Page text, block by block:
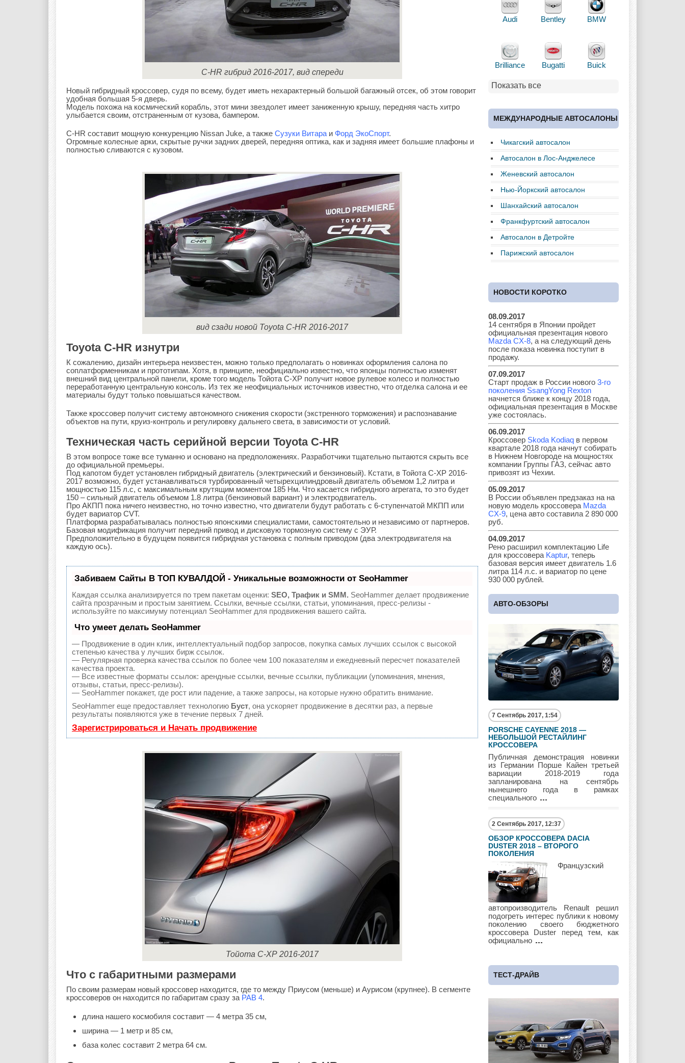
C-HR гибрид 2016-2017, вид спереди
Новый гибридный кроссовер, судя по всему, будет иметь нехарактерный большой багажный отсек, об этом говорит
удобная большая 5-я дверь.
Модель похожа на космический корабль, этот мини звездолет имеет заниженную крышу, передняя часть хитро
улыбается своим, отстраненным от кузова, бампером.
C-HR составит мощную конкуренцию Nissan Juke, а также Сузуки Витара и Форд ЭкоСпорт.
Огромные колесные арки, скрытые ручки задних дверей, передняя оптика, как и задняя имеет большие плафоны и
полностью сливаются с кузовом.
вид сзади новой Toyota C-HR 2016-2017
Toyota C-HR изнутри
К сожалению, дизайн интерьера неизвестен, можно только предполагать о новинках оформления салона по
соплатформенникам и прототипам. Хотя, в принципе, неофициально известно, что японцы полностью изменят
внешний вид центральной панели, кроме того модель Тойота С-ХР получит новое рулевое колесо и полностью
переработанную центральную консоль. Из тех же неофициальных источников известно, что отделка салона и ее
материалы будут только повышаться качеством.
Также кроссовер получит систему автономного снижения скорости (экстренного торможения) и распознавание
объектов на пути, круиз-контроль и регулировку дальнего света, в зависимости от условий.
Техническая часть серийной версии Toyota C-HR
В этом вопросе тоже все туманно и основано на предположениях. Разработчики тщательно пытаются скрыть все
до официальной премьеры.
Под капотом будет установлен гибридный двигатель (электрический и бензиновый). Кстати, в Тойота С-ХР 2016-
2017 возможно, будет устанавливаться турбированный четырехцилиндровый двигатель объемом 1,2 литра и
мощностью 115 л.с, с максимальным крутящим моментом 185 Нм. Что касается гибридного агрегата, то это будет
150 – сильный двигатель объемом 1.8 литра (бензиновый вариант) и электродвигатель.
Про АКПП пока ничего неизвестно, но точно известно, что двигатели будут работать с 6-ступенчатой МКПП или
будет вариатор CVT.
Платформа разрабатывалась полностью японскими специалистами, самостоятельно и независимо от партнеров.
Базовая модификация получит передний привод и дисковую тормозную систему с ЭУР.
Предположительно в будущем появится гибридная установка с полным приводом (два электродвигателя на
каждую ось).
Забиваем Сайты В ТОП КУВАЛДОЙ - Уникальные возможности от SeoHammer
Каждая ссылка анализируется по трем пакетам оценки: SEO, Трафик и SMM. SeoHammer делает продвижение
сайта прозрачным и простым занятием. Ссылки, вечные ссылки, статьи, упоминания, пресс-релизы -
используйте по максимуму потенциал SeoHammer для продвижения вашего сайта.
Что умеет делать SeoHammer
— Продвижение в один клик, интеллектуальный подбор запросов, покупка самых лучших ссылок с высокой
степенью качества у лучших бирж ссылок.
— Регулярная проверка качества ссылок по более чем 100 показателям и ежедневный пересчет показателей
качества проекта.
— Все известные форматы ссылок: арендные ссылки, вечные ссылки, публикации (упоминания, мнения,
отзывы, статьи, пресс-релизы).
— SeoHammer покажет, где рост или падение, а также запросы, на которые нужно обратить внимание.
SeoHammer еще предоставляет технологию Буст, она ускоряет продвижение в десятки раз, а первые
результаты появляются уже в течение первых 7 дней.
Зарегистрироваться и Начать продвижение
Тойота С-ХР 2016-2017
Что с габаритными размерами
По своим размерам новый кроссовер находится, где то между Приусом (меньше) и Аурисом (крупнее). В сегменте
кроссоверов он находится по габаритам сразу за РАВ 4.
длина нашего космобиля составит — 4 метра 35 см,
ширина — 1 метр и 85 см,
база колес составит 2 метра 64 см.
Audi Bentley BMW
Brilliance Bugatti Buick
Cadillac Chery Chevrolet
Chrysler Citroen Dacia
Daewoo Dodge
Ferrari Fiat Ford
Great Wall GAC
Geely Holden Honda
Hyundai Infiniti JAC
Jaguar
Lada Lamborghini
Land Rover
Lotus Lincoln Maserati
Maybach Mazda Mercedes
Mercury Mini Mitsubishi
Nissan Opel
Peugeot
Renault Rolls Royce
Saab Scion
Skoda Ssang Yong
Suzuki Toyota UAZ
Zotye
Показать все
МЕЖДУНАРОДНЫЕ АВТОСАЛОНЫ
Чикагский автосалон
Автосалон в Лос-Анджелесе
Женевский автосалон
Нью-Йоркский автосалон
Шанхайский автосалон
Франкфуртский автосалон
Автосалон в Детройте
Парижский автосалон
НОВОСТИ КОРОТКО
08.09.2017
14 сентября в Японии пройдет
официальная презентация нового
Mazda CX-8, а на следующий день
после показа новинка поступит в
продажу.
07.09.2017
Старт продаж в России нового 3-го
поколения SsangYong Rexton
начнется ближе к концу 2018 года,
официальная презентация в Москве
уже состоялась.
06.09.2017
Кроссовер Skoda Kodiaq в первом
квартале 2018 года начнут собирать
в Нижнем Новгороде на мощностях
компании Группы ГАЗ, сейчас авто
привозят из Чехии.
05.09.2017
В России объявлен предзаказ на на
новую модель кроссовера Mazda
CX-9, цена авто составила 2 890 000
руб.
04.09.2017
Рено расширил комплектацию Life
для кроссовера Kaptur, теперь
базовая версия имеет двигатель 1.6
литра 114 л.с. и вариатор по цене
930 000 рублей.
АВТО-ОБЗОРЫ
7 Сентябрь 2017, 1:54
PORSCHE CAYENNE 2018 —
НЕБОЛЬШОЙ РЕСТАЙЛИНГ
КРОССОВЕРА
Публичная демонстрация новинки
из Германии Порше Кайен третьей
вариации 2018-2019 года
запланирована на сентябрь
нынешнего года в рамках
специального
2 Сентябрь 2017, 12:37
ОБЗОР КРОССОВЕРА DACIA
DUSTER 2018 – ВТОРОГО
ПОКОЛЕНИЯ
Французский
автопроизводитель Renault решил
подогреть интерес публики к новому
поколению своего бюджетного
кроссовера Duster перед тем, как
официально
ТЕСТ-ДРАЙВ